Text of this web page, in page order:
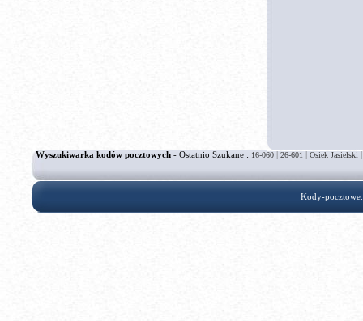
Wyszukiwarka kodów pocztowych - Ostatnio Szukane : 16-060|26-601|Osiek Jasielski
Kody-